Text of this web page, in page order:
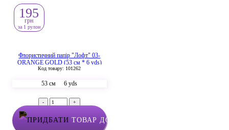
Флористичний папір "Лофт" 03-
ORANGE GOLD (53 см * 6 yds)
Код товару: 101262
53 см 6 yds
195
грн
за 1 рулон
- +
ТОВАР ДОДАНО У КОШИК